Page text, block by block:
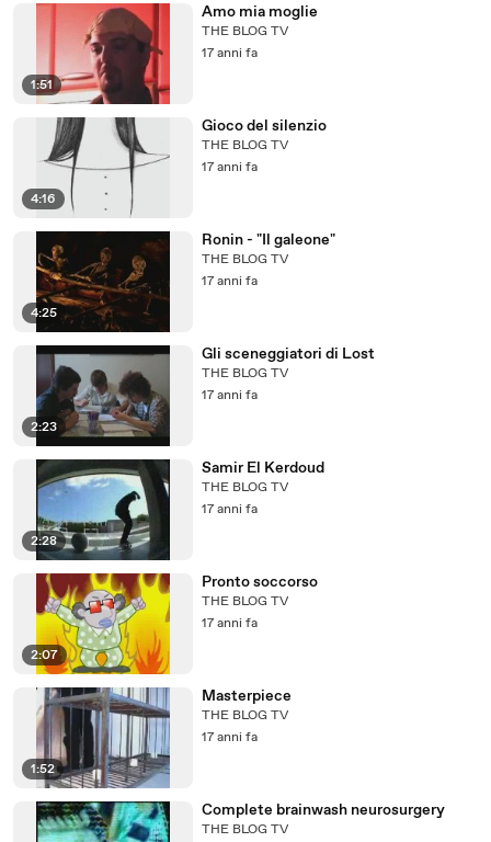
1:51
Amo mia moglie
THE BLOG TV
17 anni fa
4:16
Gioco del silenzio
THE BLOG TV
17 anni fa
4:25
Ronin - "Il galeone"
THE BLOG TV
17 anni fa
2:23
Gli sceneggiatori di Lost
THE BLOG TV
17 anni fa
2:28
Samir El Kerdoud
THE BLOG TV
17 anni fa
2:07
Pronto soccorso
THE BLOG TV
17 anni fa
1:52
Masterpiece
THE BLOG TV
17 anni fa
Complete brainwash neurosurgery
THE BLOG TV